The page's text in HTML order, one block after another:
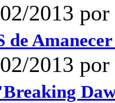
2013
de
2013